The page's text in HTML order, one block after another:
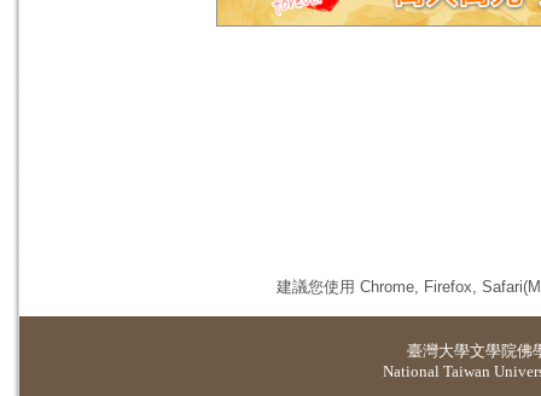
建議您使用 Chrome, Firefox,
臺灣大學文學院佛
National Taiwan